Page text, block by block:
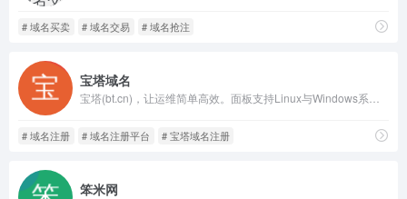
# 域名买卖 # 域名交易 # 域名抢注
宝塔域名
# 域名注册 # 域名注册平台 # 宝塔域名注册
笨米网